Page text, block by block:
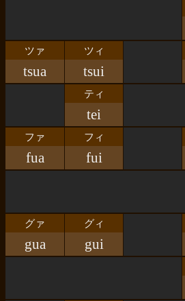
ツァ ツィ
tsua tsui
ティ
tei
ファ フィ
fua fui
グァ グィ
gua gui